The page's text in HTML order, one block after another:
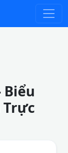
Biểu
Trực